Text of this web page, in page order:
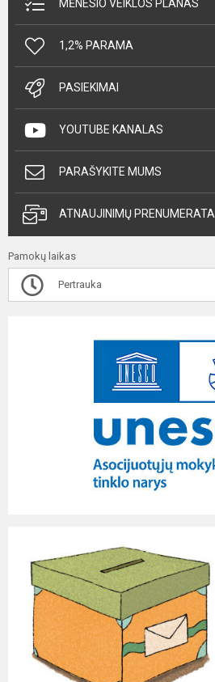
MĖNESIO VEIKLOS PLANAS
1,2% PARAMA
PASIEKIMAI
YOUTUBE KANALAS
PARAŠYKITE MUMS
ATNAUJINIMŲ PRENUMERATA
Pamokų laikas
Pertrauka